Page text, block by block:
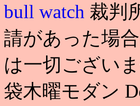
bull watch 裁判
請があった場
は一切ござい
袋木曜モダン